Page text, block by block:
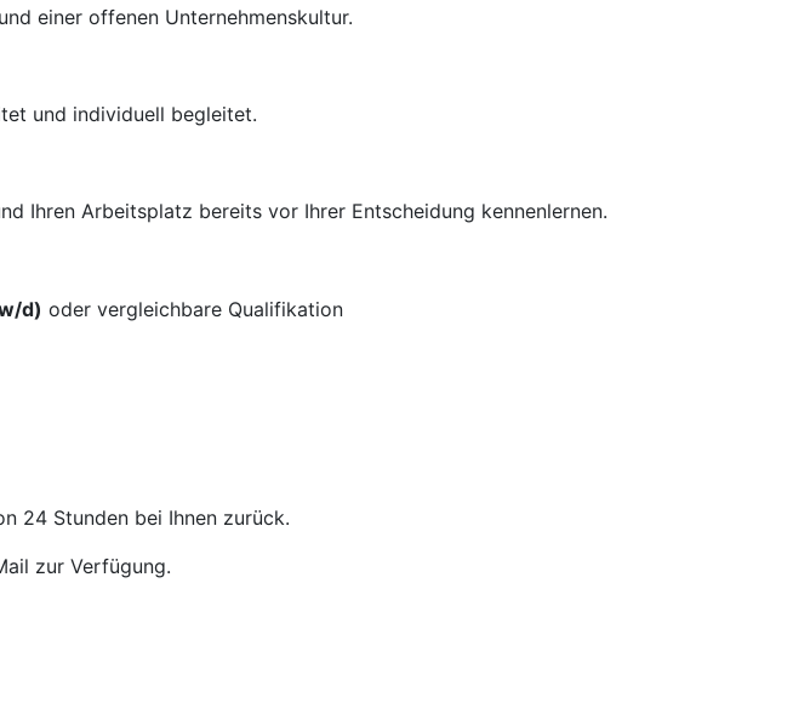
einer offenen Unternehmenskultur.
und individuell begleitet.
Ihren Arbeitsplatz bereits vor Ihrer Entscheidung kennenlernen.
d) oder vergleichbare Qualifikation
24 Stunden bei Ihnen zurück.
zur Verfügung.